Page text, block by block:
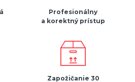
Profesionálny
a korektný prístup
Zapožičanie 30